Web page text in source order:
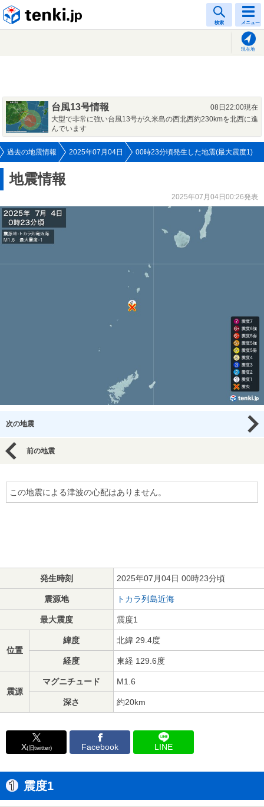
検索 メニュー
現在地
台風13号情報
08日22:00現在
大型で非常に強い台風13号が久米島の西北西約230kmを北西に進
んでいます
過去の地震情報 2025年07月04日 00時23分頃発生した地震(最大震度1)
地震情報
2025年07月04日00:26発表
次の地震
前の地震
この地震による津波の心配はありません。
発生時刻 2025年07月04日 00時23分頃
震源地 トカラ列島近海
最大震度 震度1
位置
緯度 北緯 29.4度
経度 東経 129.6度
震源
マグニチュード M1.6
深さ 約20km
X(旧twitter) Facebook LINE
震度1